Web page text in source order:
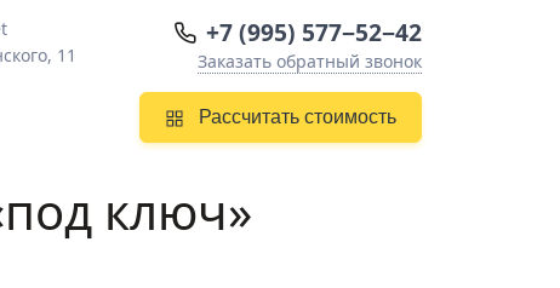
11
+7 (995) 577−52−42
Заказать обратный звонок
Рассчитать стоимость
ключ»